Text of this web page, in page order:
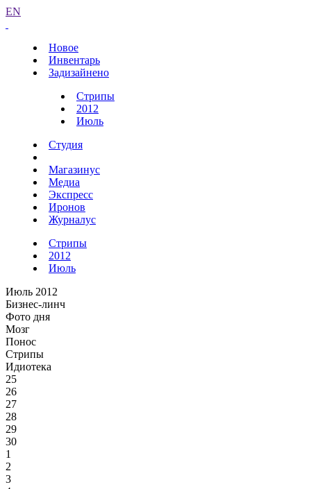
EN
Новое
Инвентарь
Задизайнено
Стрипы
2012
Июль
Студия
Магазинус
Медиа
Экспресс
Иронов
Журналус
Стрипы
2012
Июль
Июль 2012
Бизнес-линч
Фото дня
Мозг
Понос
Стрипы
Идиотека
25
26
27
28
29
30
1
2
3